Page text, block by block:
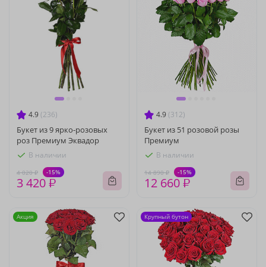
4.9 (236)
Букет из 9 ярко-розовых
роз Премиум Эквадор
В наличии
4 020 ₽ -15%
3 420 ₽
4.9 (312)
Букет из 51 розовой розы
Премиум
В наличии
14 890 ₽ -15%
12 660 ₽
Акция Крупный бутон